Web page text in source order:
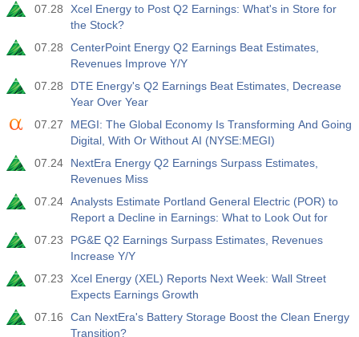
07.28
Xcel Energy to Post Q2 Earnings: What's in Store for
the Stock?
07.28
CenterPoint Energy Q2 Earnings Beat Estimates,
Revenues Improve Y/Y
07.28
DTE Energy's Q2 Earnings Beat Estimates, Decrease
Year Over Year
07.27
MEGI: The Global Economy Is Transforming And Going
Digital, With Or Without AI (NYSE:MEGI)
07.24
NextEra Energy Q2 Earnings Surpass Estimates,
Revenues Miss
07.24 Analysts Estimate Portland General Electric (POR) to
Report a Decline in Earnings: What to Look Out for
07.23
PG&E Q2 Earnings Surpass Estimates, Revenues
Increase Y/Y
07.23
Xcel Energy (XEL) Reports Next Week: Wall Street
Expects Earnings Growth
07.16
Can NextEra's Battery Storage Boost the Clean Energy
Transition?